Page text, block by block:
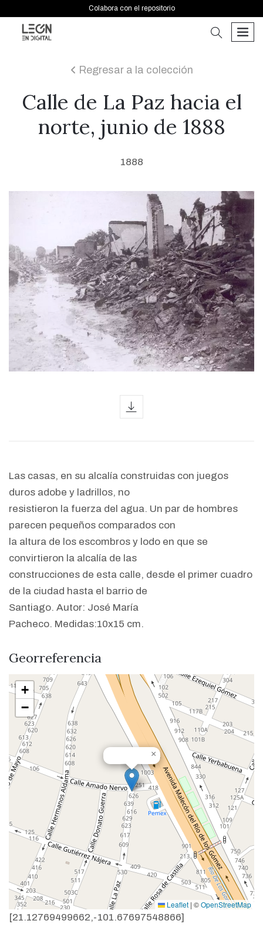
Colabora con el repositorio
buscar
icon
Regresar a la colección
Calle de La Paz hacia el
norte, junio de 1888
1888
Las casas, en su alcalía construidas con juegos
duros adobe y ladrillos, no
resistieron la fuerza del agua. Un par de hombres
parecen pequeños comparados con
la altura de los escombros y lodo en que se
convirtieron la alcalía de las
construcciones de esta calle, desde el primer cuadro
de la ciudad hasta el barrio de
Santiago. Autor: José María
Pacheco. Medidas:10x15 cm.
Georreferencia
×
+
−
Leaflet | ©OpenStreetMap
[21.12769499662,-101.67697548866]